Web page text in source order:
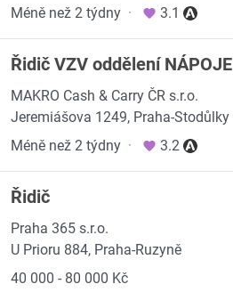
Méně než 2 týdny · 3.1
Řidič VZV oddělení NÁPOJE
MAKRO Cash & Carry ČR s.r.o.
Jeremiášova 1249, Praha-Stodůlky
Méně než 2 týdny · 3.2
Řidič
Praha 365 s.r.o.
U Prioru 884, Praha-Ruzyně
40 000 - 80 000 Kč